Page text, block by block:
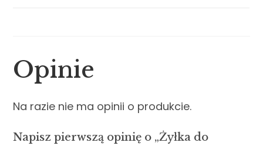
Opinie
Na razie nie ma opinii o produkcie.
Napisz pierwszą opinię o „Żyłka do